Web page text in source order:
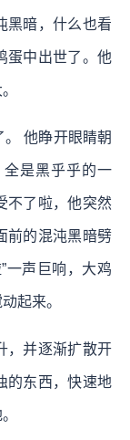
黑暗，什么也看
蛋中出世了。他
他睁开眼睛朝
是黑乎乎的一
不了啦，他突然
前的混沌黑暗劈
一声巨响，大鸡
起来。
，并逐渐扩散开
的东西，快速地